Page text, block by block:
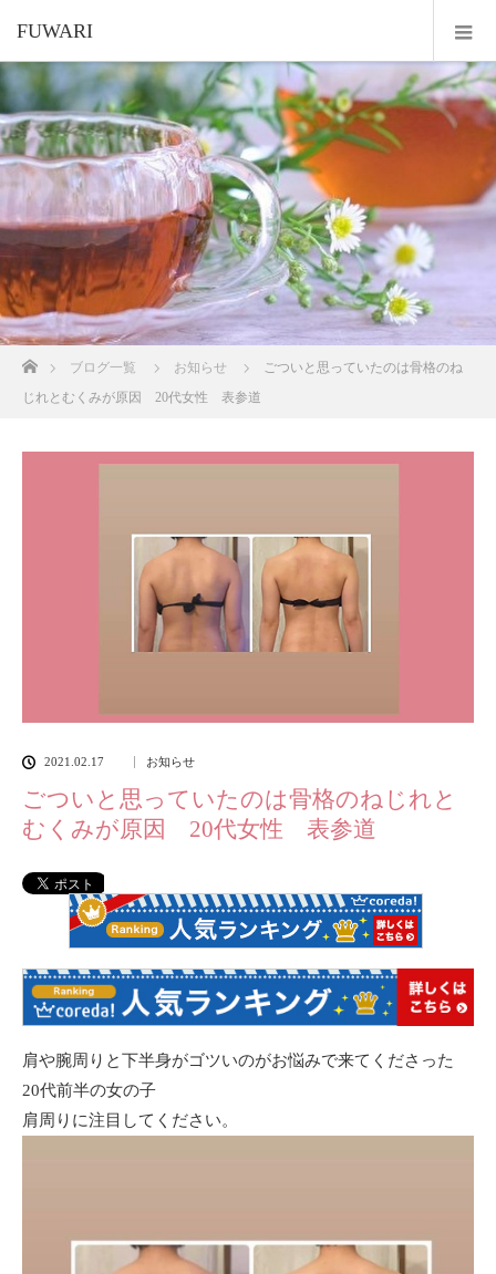
FUWARI
ホームブログ一覧 お知らせ
ごついと思っていたのは骨格のね
じれとむくみが原因 20代女性 表参道
2021.02.17 お知らせ
ごついと思っていたのは骨格のねじれと
むくみが原因 20代女性 表参道
肩や腕周りと下半身がゴツいのがお悩みで来てくださった
20代前半の女の子
肩周りに注目してください。